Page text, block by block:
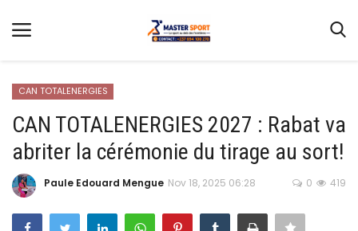
Home
Contact
Football
CAN TOTALENERGIES
CAN TOTALENERGIES 2027 : Rabat va
abriter la cérémonie du tirage au sort!
Paule Edouard Mengue Nov 18, 2025 06:28 419
0